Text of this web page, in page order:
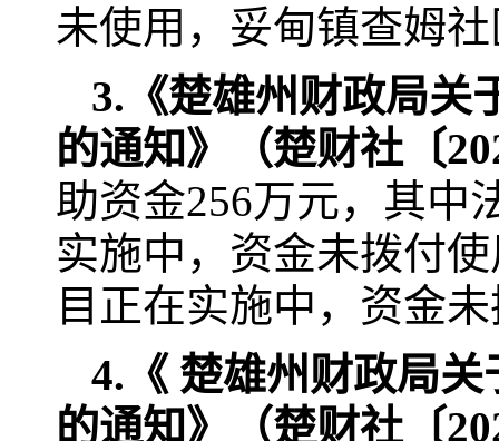
未使用，妥甸镇查姆
3. 《楚雄州财政局关
的通知》（楚财社〔20
助资金256万元，其中
实施中，资金未拨付
目正在实施中，资金
4. 《 楚雄州财政局关
的通知 》（楚财社〔20